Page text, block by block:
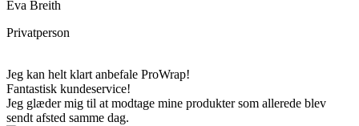
Eva Breith
Privatperson
Jeg kan helt klart anbefale ProWrap!
Fantastisk kundeservice!
Jeg glæder mig til at modtage mine produkter som allerede blev
sendt afsted samme dag.